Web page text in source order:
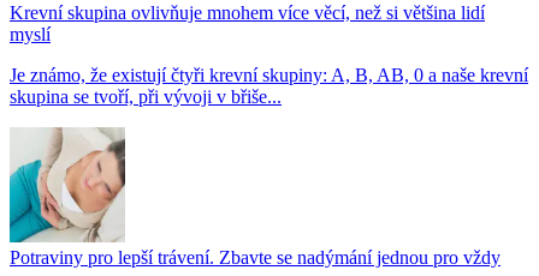
Krevní skupina ovlivňuje mnohem více věcí, než si většina lidí
myslí
Je známo, že existují čtyři krevní skupiny: A, B, AB, 0 a naše krevní
skupina se tvoří, při vývoji v břiše...
Potraviny pro lepší trávení. Zbavte se nadýmání jednou pro vždy